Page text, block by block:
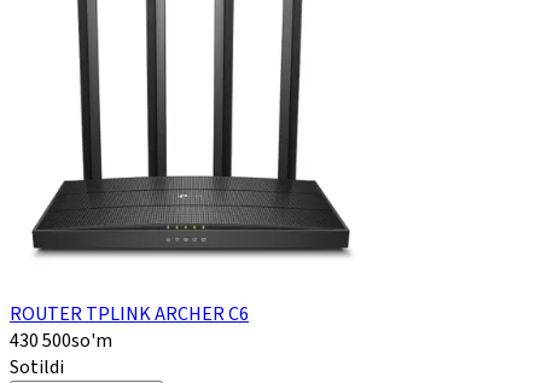
ROUTER TPLINK ARCHER C6
430 500so'm
Sotildi